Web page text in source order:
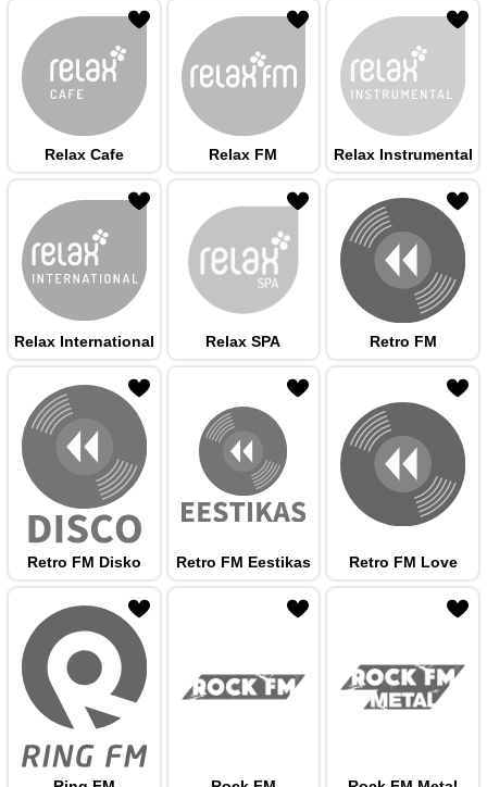
Relax Cafe Relax FM Relax Instrumental
Relax International Relax SPA Retro FM
Retro FM Disko Retro FM Eestikas Retro FM Love